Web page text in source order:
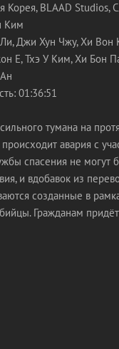
BLAAD Studios,
Ким
Джи Хун Чжу, Хи Вон
Е, Тхэ У Ким, Хи Бон
01:36:51
тумана на
авария с
спасения не могут
и вдобавок из
созданные в
Гражданам